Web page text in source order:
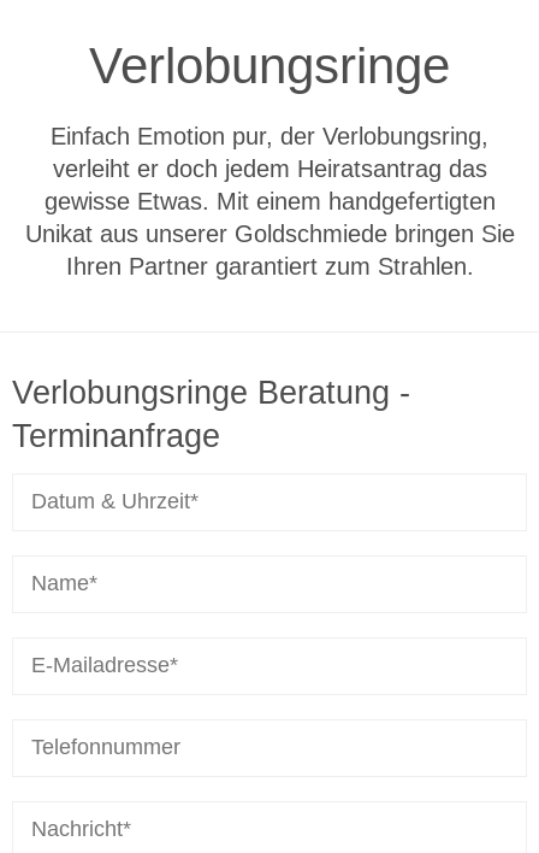
Verlobungsringe
Einfach Emotion pur, der Verlobungsring,
verleiht er doch jedem Heiratsantrag das
gewisse Etwas. Mit einem handgefertigten
Unikat aus unserer Goldschmiede bringen Sie
Ihren Partner garantiert zum Strahlen.
Verlobungsringe Beratung -
Terminanfrage